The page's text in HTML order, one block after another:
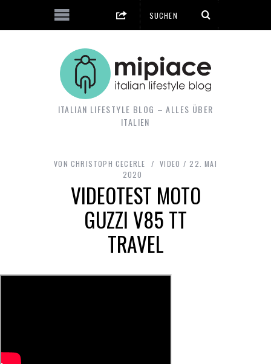
ITALIAN LIFESTYLE BLOG – ALLES ÜBER
ITALIEN
VON CHRISTOPH CECERLE VIDEO
22. MAI
2020
VIDEOTEST MOTO
GUZZI V85 TT
TRAVEL